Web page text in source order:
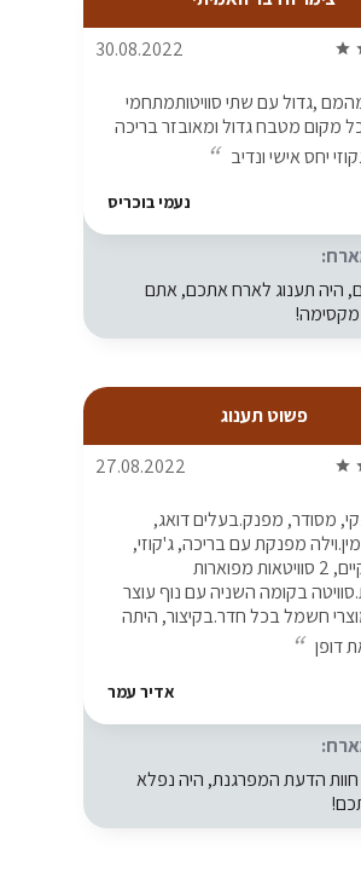
star
30.08.2022
,גדול עם שתי סוויטותמתחמי
מקום מטבח גדול ומאובזר בריכה
יחס אישי ונדיב
נעמי בוכריס
היה תענוג לארח אתכם, אתם
פשוט תענוג
star
27.08.2022
מסודר, מפנק.בעלים דואג,
מפנקת עם בריכה, ג'קוזי,
חדרים נקיים, 2 סוויטאות מפוארות
בקומה השניה עם נוף עוצר
חשמל בכל חדר.בקיצור, היתה
דופן
אדיר עמר
הדעת המפרגנת, היה נפלא